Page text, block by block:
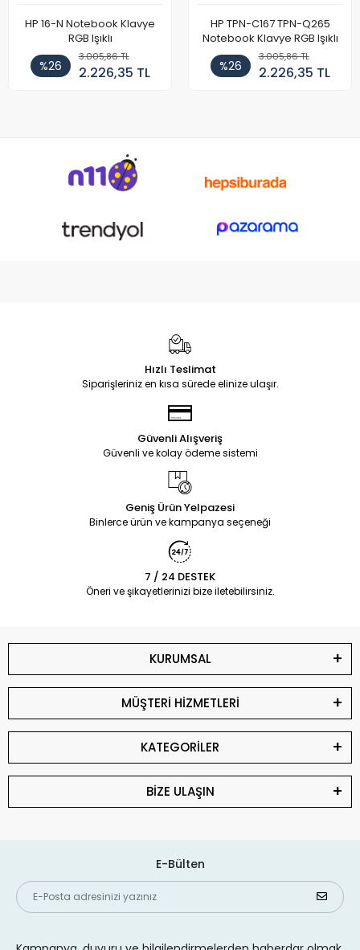
HP 16-N Notebook Klavye
RGB Işıklı
%26
3.005,86 TL
2.226,35 TL
HP TPN-C167 TPN-Q265
Notebook Klavye RGB Işıklı
%26
3.005,86 TL
2.226,35 TL
Hızlı Teslimat
Siparişleriniz en kısa sürede elinize ulaşır.
Güvenli Alışveriş
Güvenli ve kolay ödeme sistemi
Geniş Ürün Yelpazesi
Binlerce ürün ve kampanya seçeneği
7 / 24 DESTEK
Öneri ve şikayetlerinizi bize iletebilirsiniz.
KURUMSAL
MÜŞTERİ HİZMETLERİ
KATEGORİLER
BİZE ULAŞIN
E-Bülten